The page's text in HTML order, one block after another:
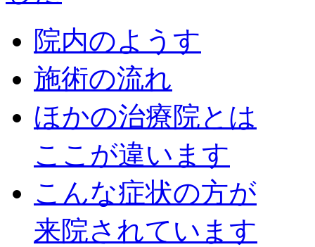
院内のようす
施術の流れ
ほかの治療院とは
ここが違います
こんな症状の方が
来院されています